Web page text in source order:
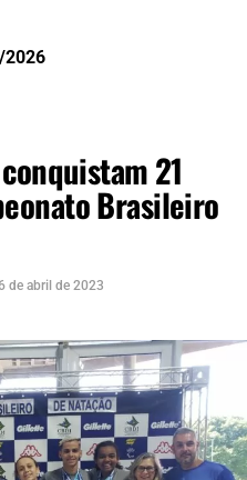
21
Brasileiro
de abril de 2023